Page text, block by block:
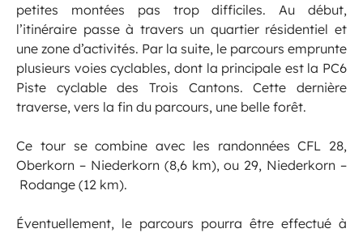
petites montées pas trop difficiles. Au début,
l’itinéraire passe à travers un quartier résidentiel et
une zone d’activités. Par la suite, le parcours emprunte
plusieurs voies cyclables, dont la principale est la PC6
Piste cyclable des Trois Cantons. Cette dernière
traverse, vers la fin du parcours, une belle forêt.
Ce tour se combine avec les randonnées CFL 28,
Oberkorn – Niederkorn (8,6 km), ou 29, Niederkorn –
Rodange (12 km).
Éventuellement, le parcours pourra être effectué à